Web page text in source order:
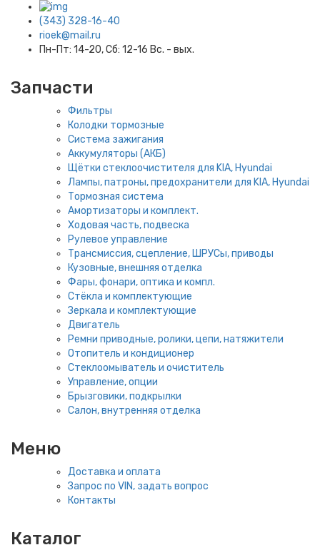
(343) 328-16-40
rioek@mail.ru
Пн-Пт: 14-20, Сб: 12-16 Вс. - вых.
Запчасти
Фильтры
Колодки тормозные
Система зажигания
Аккумуляторы (АКБ)
Щётки стеклоочистителя для KIA, Hyundai
Лампы, патроны, предохранители для KIA, Hyundai
Тормозная система
Амортизаторы и комплект.
Ходовая часть, подвеска
Рулевое управление
Трансмиссия, сцепление, ШРУСы, приводы
Кузовные, внешняя отделка
Фары, фонари, оптика и компл.
Стёкла и комплектующие
Зеркала и комплектующие
Двигатель
Ремни приводные, ролики, цепи, натяжители
Отопитель и кондиционер
Стеклоомыватель и очиститель
Управление, опции
Брызговики, подкрылки
Салон, внутренняя отделка
Меню
Доставка и оплата
Запрос по VIN, задать вопрос
Контакты
Каталог